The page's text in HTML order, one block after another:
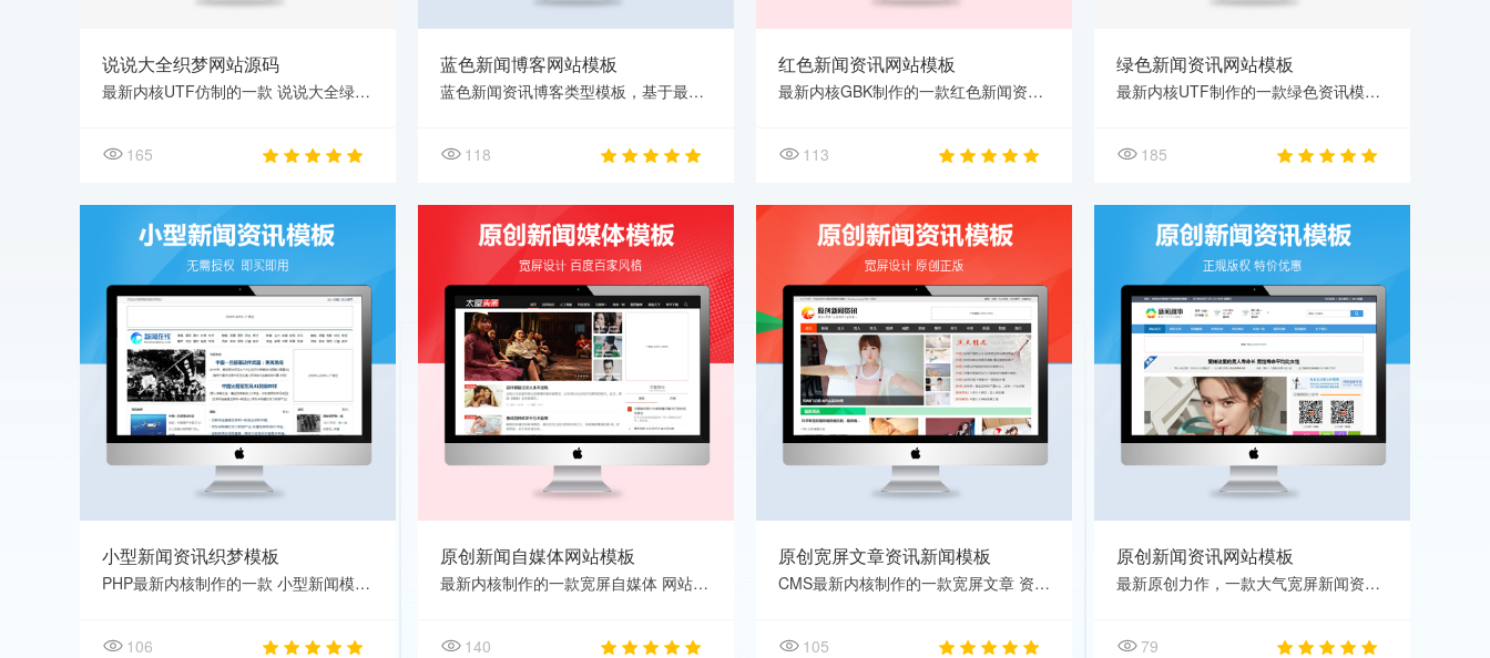
说说大全织梦网站源码
最新内核UTF仿制的一款 说说大全绿色资讯模板 ，PC+WAP两站合一。DIV CSS布局，附带同步数据手
165
蓝色新闻博客网站模板
蓝色新闻资讯博客类型模板，基于最新版内核开发，编码UTF-8，模板属于轻量级，模板简单易安
118
红色新闻资讯网站模板
最新内核GBK制作的一款红色新闻资讯模板，带图集、带视频，DIV CSS布局，附带同步数据手机站
113
绿色新闻资讯网站模板
最新内核UTF制作的一款绿色资讯模板，模板出自设计师忘忧草，DIV CSS布局，附带同步数据手机
185
小型新闻资讯织梦模板
PHP最新内核制作的一款 小型新闻模板 ，新闻资讯类网站适用，包含PC模板和WAP手机模板，手机
106
原创新闻自媒体网站模板
最新内核制作的一款宽屏自媒体 网站模板 ，新闻资讯类网站适用，包含PC模板和WAP手机模板，
140
原创宽屏文章资讯新闻模板
CMS最新内核制作的一款宽屏文章 资讯新闻模板 ，新闻资讯类网站适用，包含PC模板和WAP手机模
105
原创新闻资讯网站模板
最新原创力作，一款大气宽屏新闻资讯门户 网站模板 ，文章资讯类适用，页面非常漂亮，干净
79